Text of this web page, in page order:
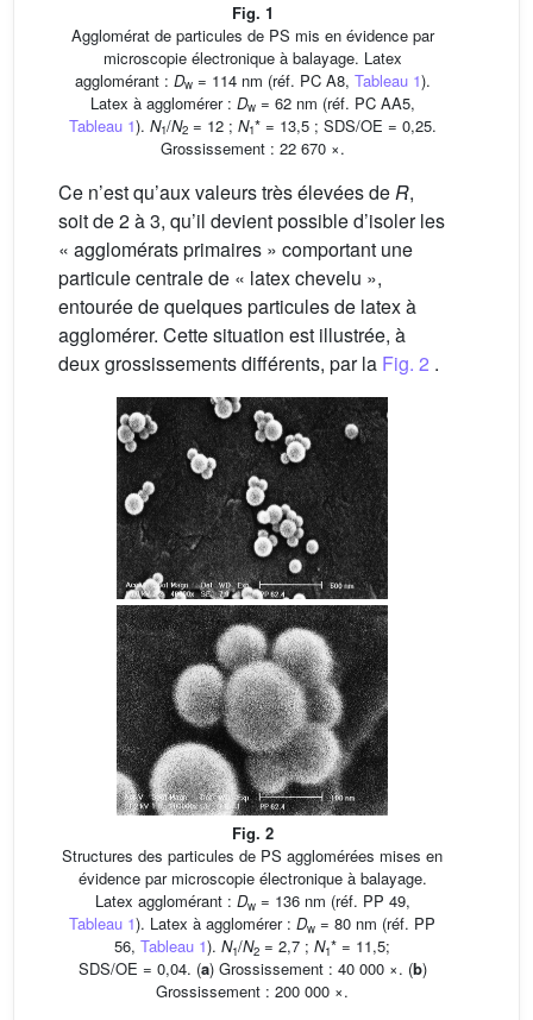
Fig. 1
Agglomérat de particules de PS mis en évidence par
microscopie électronique à balayage. Latex
agglomérant : Dw= 114 nm (réf. PC A8, Tableau 1).
Latex à agglomérer : Dw= 62 nm (réf. PC AA5,
Tableau 1). N1/N2= 12 ; N1* = 13,5 ; SDS/OE = 0,25.
Grossissement : 22 670 ×.
Ce n’est qu’aux valeurs très élevées deR,
soit de 2 à 3, qu’il devient possible d’isoler les
« agglomérats primaires » comportant une
particule centrale de « latex chevelu »,
entourée de quelques particules de latex à
agglomérer. Cette situation est illustrée, à
deux grossissements différents, par la Fig. 2 .
Fig. 2
Structures des particules de PS agglomérées mises en
évidence par microscopie électronique à balayage.
Latex agglomérant : Dw= 136 nm (réf. PP 49,
Tableau 1). Latex à agglomérer : Dw = 80 nm (réf. PP
56, Tableau 1). N1/N2 = 2,7 ; N1* = 11,5;
SDS/OE = 0,04. (a) Grossissement : 40 000 ×. (b)
Grossissement : 200 000 ×.